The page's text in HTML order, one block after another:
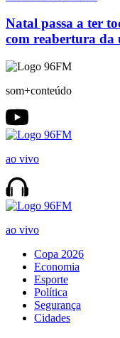
Natal passa a ter
com reabertura da
som+conteúdo
ao vivo
ao vivo
Copa 2026
Economia
Esporte
Política
Segurança
Cidades